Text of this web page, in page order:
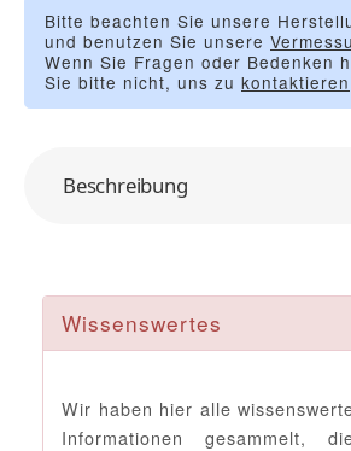
Bitte beachten Sie unsere
und benutzen Sie unsere
Wenn Sie Fragen oder Bedenken
Sie bitte nicht, uns zu kontaktieren
Beschreibung
Wissenswertes
Wir haben hier alle
Informationen gesammelt,